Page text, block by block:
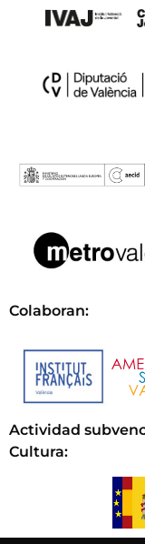
Colaboran:
Actividad
Cultura: